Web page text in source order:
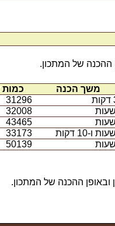
ההכנה של המתכון.
משך הכנה כמות
31296
32008
43465
33173
50139
ההכנה של המתכון.